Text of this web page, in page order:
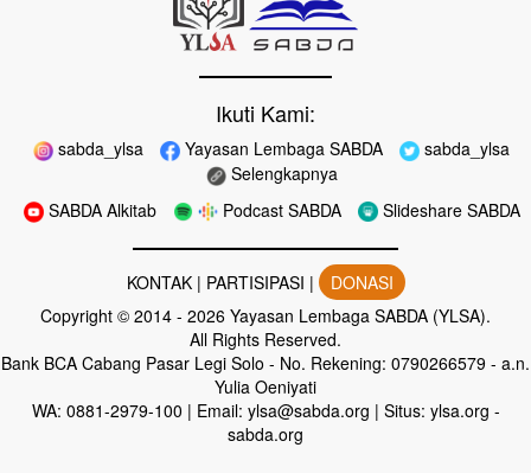
Ikuti Kami:
sabda_ylsa Yayasan Lembaga SABDA
sabda_ylsa
Selengkapnya
SABDA Alkitab
Podcast SABDA Slideshare SABDA
KONTAK| PARTISIPASI |
DONASI
Copyright © 2014 - 2026 Yayasan Lembaga SABDA (YLSA).
All Rights Reserved.
Bank BCA Cabang Pasar Legi Solo - No. Rekening: 0790266579 - a.n.
Yulia Oeniyati
WA: 0881-2979-100 | Email: ylsa@sabda.org | Situs: ylsa.org -
sabda.org